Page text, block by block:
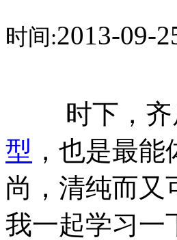
时间:2013-09-
时下，齐
型 ，也是最能
尚，清纯而又
我一起学习一